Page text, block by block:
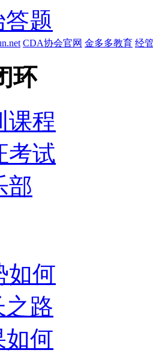
题
CDA协会官网 金多多教育 经
环
课程
考试
部
如何
之路
如何